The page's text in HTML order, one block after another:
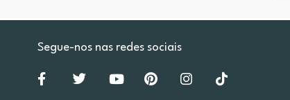
Segue-nos nas redes sociais